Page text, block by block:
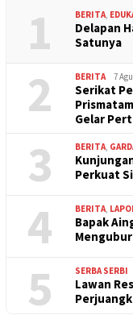
1 BERITA
Delapan
Satunya
2 BERITA 7
Serikat
Gelar
3 BERITA
Perkuat
4 BERITA
Bapak
Mengubur
5 SERBA SERBI
Lawan